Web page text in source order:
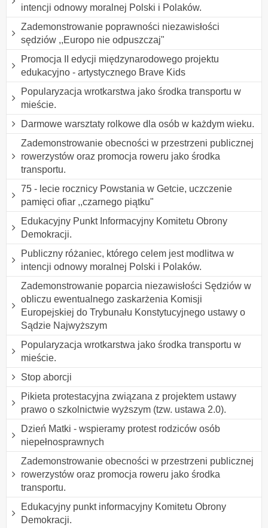
intencji odnowy moralnej Polski i Polaków.
Zademonstrowanie poprawności niezawisłości
sędziów ,,Europo nie odpuszczaj"
Promocja II edycji międzynarodowego projektu
edukacyjno - artystycznego Brave Kids
Popularyzacja wrotkarstwa jako środka transportu w
mieście.
Darmowe warsztaty rolkowe dla osób w każdym wieku.
Zademonstrowanie obecności w przestrzeni publicznej
rowerzystów oraz promocja roweru jako środka
transportu.
75 - lecie rocznicy Powstania w Getcie, uczczenie
pamięci ofiar ,,czarnego piątku"
Edukacyjny Punkt Informacyjny Komitetu Obrony
Demokracji.
Publiczny różaniec, którego celem jest modlitwa w
intencji odnowy moralnej Polski i Polaków.
Zademonstrowanie poparcia niezawisłości Sędziów w
obliczu ewentualnego zaskarżenia Komisji
Europejskiej do Trybunału Konstytucyjnego ustawy o
Sądzie Najwyższym
Popularyzacja wrotkarstwa jako środka transportu w
mieście.
Stop aborcji
Pikieta protestacyjna związana z projektem ustawy
prawo o szkolnictwie wyższym (tzw. ustawa 2.0).
Dzień Matki - wspieramy protest rodziców osób
niepełnosprawnych
Zademonstrowanie obecności w przestrzeni publicznej
rowerzystów oraz promocja roweru jako środka
transportu.
Edukacyjny punkt informacyjny Komitetu Obrony
Demokracji.